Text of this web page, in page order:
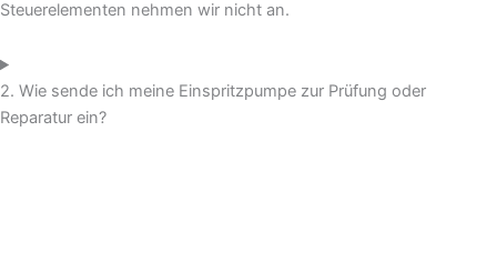
Steuerelementen nehmen wir nicht an.
2. Wie sende ich meine Einspritzpumpe zur Prüfung oder
Reparatur ein?